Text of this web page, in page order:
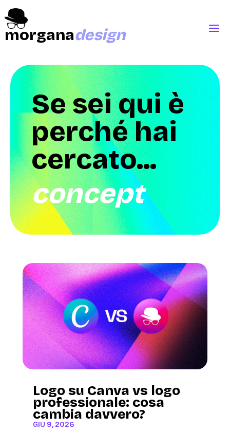
morganadesign
Se sei qui è
perché hai
cercato...
concept
Logo su Canva vs logo
professionale: cosa
cambia davvero?
GIU 9, 2026